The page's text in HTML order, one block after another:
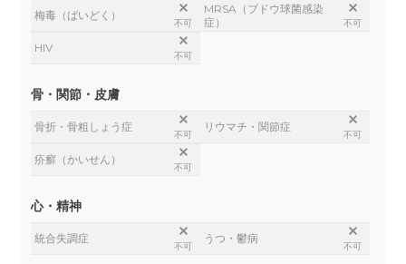
梅毒（ばいどく）
不可
MRSA（ブドウ球菌感染
症）
不可
HIV
不可
骨・関節・皮膚
骨折・骨粗しょう症
不可
リウマチ・関節症
不可
疥癬（かいせん）
不可
心・精神
統合失調症
不可
うつ・鬱病
不可